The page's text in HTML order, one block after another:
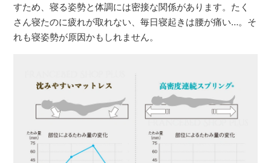
すため、寝る姿勢と体調には密接な関係があります。たく
さん寝たのに疲れが取れない、毎日寝起きは腰が痛い…。そ
れも寝姿勢が原因かもしれません。